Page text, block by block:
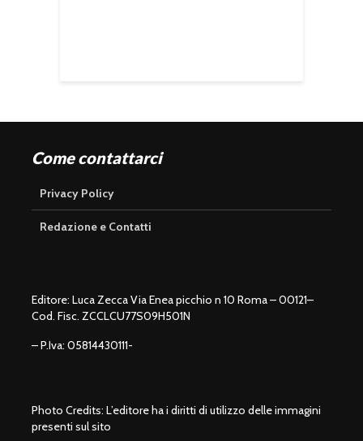
Come contattarci
Privacy Policy
Redazione e Contatti
Editore: Luca Zecca Via Enea picchio n 10 Roma – 00121–
Cod. Fisc. ZCCLCU77S09H501N
– P.Iva: 05814430111-
Photo Credits: L’editore ha i diritti di utilizzo delle immagini
presenti sul sito